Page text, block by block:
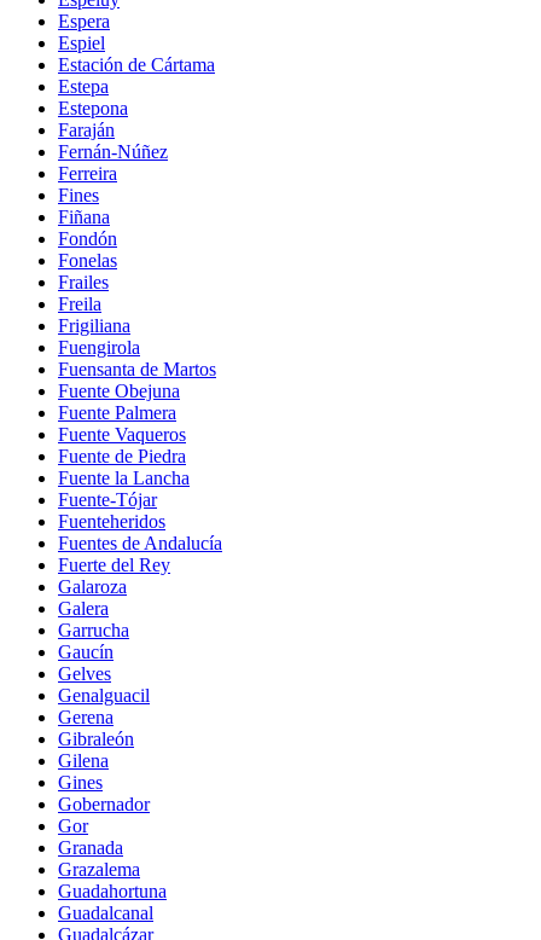
Espera
Espiel
Estación de Cártama
Estepa
Estepona
Faraján
Fernán-Núñez
Ferreira
Fines
Fiñana
Fondón
Fonelas
Frailes
Freila
Frigiliana
Fuengirola
Fuensanta de Martos
Fuente Obejuna
Fuente Palmera
Fuente Vaqueros
Fuente de Piedra
Fuente la Lancha
Fuente-Tójar
Fuenteheridos
Fuentes de Andalucía
Fuerte del Rey
Galaroza
Galera
Garrucha
Gaucín
Gelves
Genalguacil
Gerena
Gibraleón
Gilena
Gines
Gobernador
Gor
Granada
Grazalema
Guadahortuna
Guadalcanal
Guadalcázar